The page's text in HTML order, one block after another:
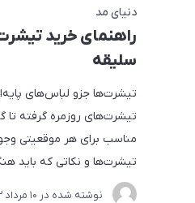
دنیای مد
راهنمای خرید
سلیقه
تیشرت‌ها جزو لباس‌های
تیشرت‌های روزمره گرفته
مناسب برای هر موقعیتی
تیشرت‌ها و نکاتی که باید
نوشته شده در 10 مرداد 1403